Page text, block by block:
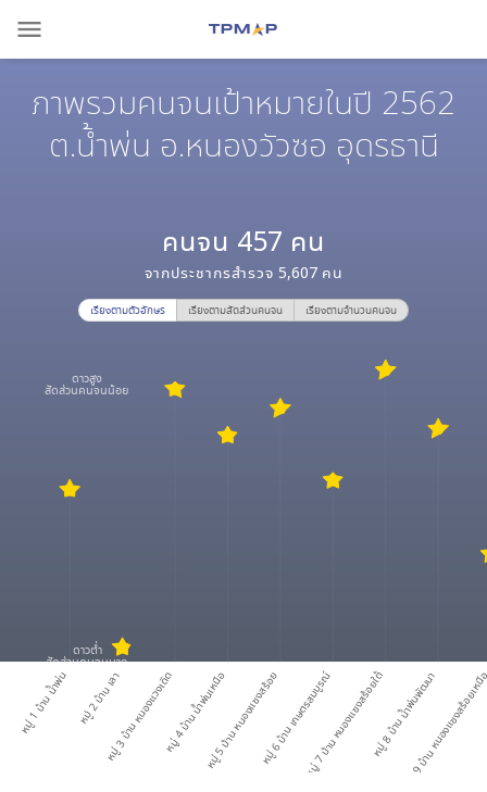
menu
ภาพรวมคนจนเป้าหมายในปี 2562
ต.น้ำพ่น อ.หนองวัวซอ อุดรธานี
คนจน 457 คน
จากประชากรสำรวจ 5,607 คน
เรียงตามตัวอักษร เรียงตามสัดส่วนคนจน เรียงตามจำนวนคนจน
หมู่ 1 บ้าน น้ำพ่น หมู่ 2 บ้าน เลาหมู่ 3 บ้าน หนองแวงเดิดหมู่ 4 บ้าน น้ำพ่นเหนือหมู่ 5 บ้าน หนองแซงสร้อยหมู่ 6 บ้าน เกษตรสมบูรณ์หมู่ 7 บ้าน หนองแซงสร้อยใต้หมู่ 8 บ้าน น้ำพ่นพัฒนา
หมู่ 9 บ้าน หนองแซงส
ดาวสูง
สัดส่วนคนจนน้อย
ดาวต่ำ
สัดส่วนคนจนมาก